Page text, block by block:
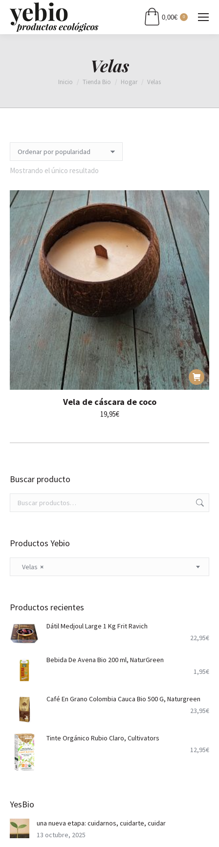
0,00€ 0
Velas
Estás aquí:
Inicio Tienda Bio Hogar Velas
Mostrando el único resultado
Vela de cáscara de coco
19,95€
Buscar producto
Productos Yebio
×
Velas
Productos recientes
Dátil Medjoul Large 1 Kg Frit Ravich
22,95€
Bebida De Avena Bio 200 ml, NaturGreen
1,95€
Café En Grano Colombia Cauca Bio 500 G, Naturgreen
23,95€
Tinte Orgánico Rubio Claro, Cultivators
12,95€
YesBio
una nueva etapa: cuidarnos, cuidarte, cuidar
13 octubre, 2025